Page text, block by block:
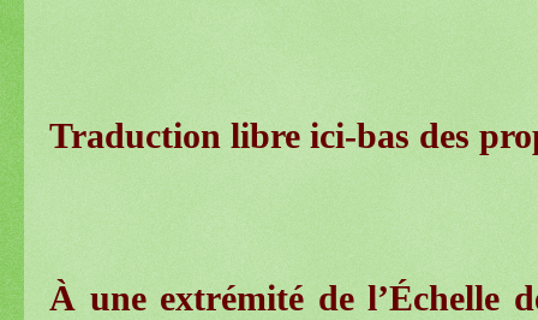
Traduction libre ici-bas des
À une extrémité de l’Échelle